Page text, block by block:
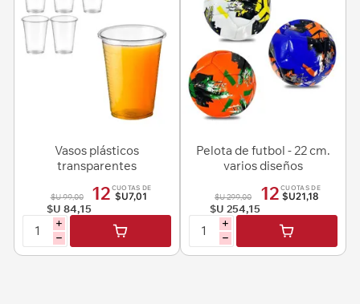
Vasos plásticos
transparentes
unidades
$U 99,00
$U 84,15
12 CUOTAS DE
$U7,01
i
h
Pelota de futbol - 22 cm.
varios diseños
$U 299,00
$U 254,15
12 CUOTAS DE
$U21,18
i
h